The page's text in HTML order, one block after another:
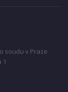
soudu v Praze
1